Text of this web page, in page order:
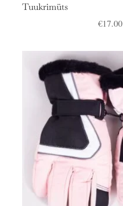
Tuukrimüts
€17.00